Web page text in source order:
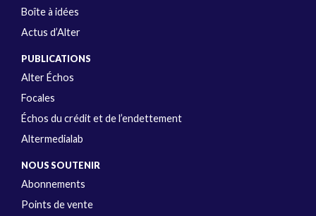
Boîte à idées
Actus d’Alter
PUBLICATIONS
Alter Échos
Focales
Échos du crédit et de l’endettement
Altermedialab
NOUS SOUTENIR
Abonnements
Points de vente